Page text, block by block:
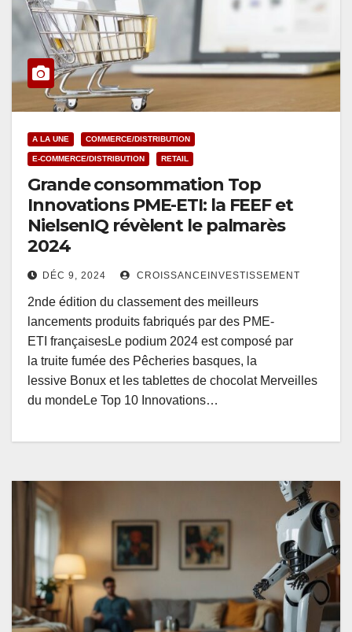
A LA UNE COMMERCE/DISTRIBUTION
E-COMMERCE/DISTRIBUTION RETAIL
Grande consommation Top
Innovations PME-ETI: la FEEF et
NielsenIQ révèlent le palmarès
2024
DÉC 9, 2024 CROISSANCEINVESTISSEMENT
2nde édition du classement des meilleurs
lancements produits fabriqués par des PME-
ETI françaisesLe podium 2024 est composé par
la truite fumée des Pêcheries basques, la
lessive Bonux et les tablettes de chocolat Merveilles
du mondeLe Top 10 Innovations…